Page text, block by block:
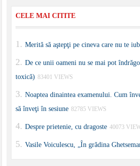
CELE MAI CITITE
Merită să aştepţi pe cineva care nu te
De ce unii oameni nu se mai pot
toxică) 83401 VIEWS
Noaptea dinaintea examenului. Cum
să înveţi în sesiune 82785 VIEWS
Despre prietenie, cu dragoste 40073
Vasile Voiculescu, „În grădina